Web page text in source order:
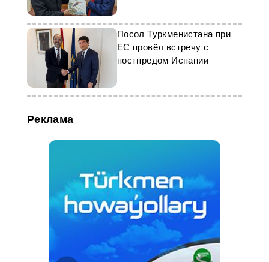
Посол Туркменистана при
ЕС провёл встречу с
постпредом Испании
Реклама